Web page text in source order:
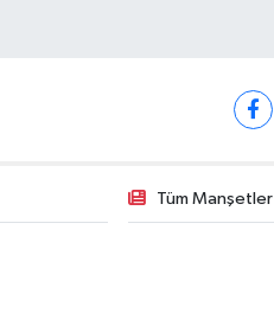
Tüm Manşetler